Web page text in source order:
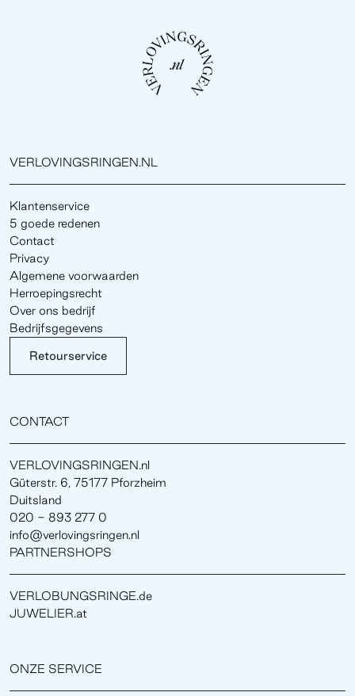
VERLOVINGSRINGEN.NL
Klantenservice
5 goede redenen
Contact
Privacy
Algemene voorwaarden
Herroepingsrecht
Over ons bedrijf
Bedrijfsgegevens
Retourservice
CONTACT
VERLOVINGSRINGEN.nl
Güterstr. 6, 75177 Pforzheim
Duitsland
020 - 893 277 0
info@verlovingsringen.nl
PARTNERSHOPS
VERLOBUNGSRINGE.de
JUWELIER.at
ONZE SERVICE